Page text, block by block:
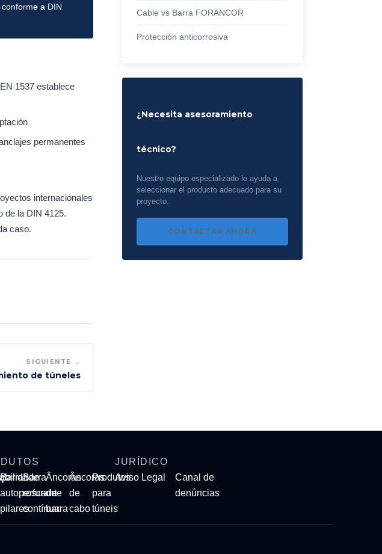
a DIN
1537 establece
permanentes
internacionales
de la DIN 4125.
caso.
SIGUIENTE →
de túneles
Cable vs Barra FORANCOR
Protección anticorrosiva
¿Necesita asesoramiento
técnico?
Nuestro equipo especializado le ayuda a
seleccionar el producto adecuado para su
proyecto.
CONTACTAR AHORA
Barra
autoperfurante
Barra
roscada
contínua
Âncoras
de
barra
Âncoras
de
cabo
Produtos
para
túneis
JURÍDICO
Aviso Legal
Canal de
denúncias